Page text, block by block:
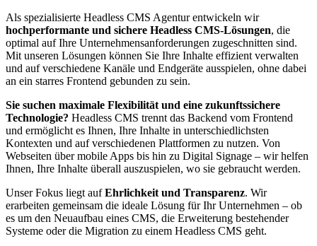
Als spezialisierte Headless CMS Agentur entwickeln wir
hochperformante und sichere Headless CMS-Lösungen, die
optimal auf Ihre Unternehmensanforderungen zugeschnitten sind.
Mit unseren Lösungen können Sie Ihre Inhalte effizient verwalten
und auf verschiedene Kanäle und Endgeräte ausspielen, ohne dabei
an ein starres Frontend gebunden zu sein.
Sie suchen maximale Flexibilität und eine zukunftssichere
Technologie? Headless CMS trennt das Backend vom Frontend
und ermöglicht es Ihnen, Ihre Inhalte in unterschiedlichsten
Kontexten und auf verschiedenen Plattformen zu nutzen. Von
Webseiten über mobile Apps bis hin zu Digital Signage – wir helfen
Ihnen, Ihre Inhalte überall auszuspielen, wo sie gebraucht werden.
Unser Fokus liegt aufEhrlichkeit und Transparenz. Wir
erarbeiten gemeinsam die ideale Lösung für Ihr Unternehmen – ob
es um den Neuaufbau eines CMS, die Erweiterung bestehender
Systeme oder die Migration zu einem Headless CMS geht.